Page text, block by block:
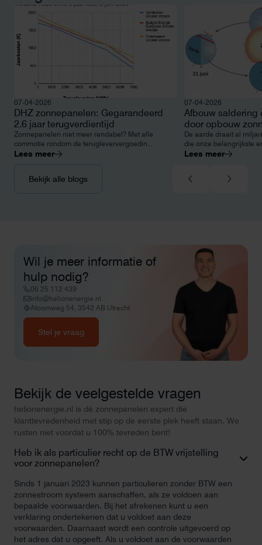
07-04-2026
DHZ zonnepanelen: Gegarandeerd
2.6 jaar terugverdientijd
Zonnepanelen niet meer rendabel? Met alle
commotie rondom de terugleververgoedin...
Lees meer
07-04-2026
Afbouw saldering
door opbouw
De aarde draait al
die onze belangrijkste
Lees meer
Bekijk alle blogs
Wil je meer informatie of
hulp nodig?
06 25 112 439
info@helionenergie.nl
Atoomweg 54, 3542 AB Utrecht
Stel je vraag
Bekijk de veelgestelde vragen
helionenergie.nl is dé zonnepanelen expert die
klanttevredenheid met stip op de eerste plek heeft staan. We
rusten niet voordat u 100% tevreden bent!
Heb ik als particulier recht op de BTW vrijstelling
voor zonnepanelen?
Sinds 1 januari 2023 kunnen particulieren zonder BTW een
zonnestroom systeem aanschaffen, als ze voldoen aan
bepaalde voorwaarden. Bij het afrekenen kunt u een
verklaring ondertekenen dat u voldoet aan deze
voorwaarden. Daarnaast wordt een controle uitgevoerd op
het adres dat u opgeeft. Als u voldoet aan de voorwaarden